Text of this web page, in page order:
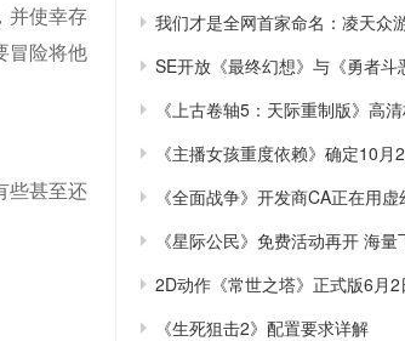
并使幸存
冒险将他
些甚至还
我们才是全网首家命名：凌天众
SE开放《最终幻想》与《勇者斗
贺卡下载
《上古卷轴5：天际重制版》高
貌大修
《主播女孩重度依赖》确定10月
Switch
《全面战争》开发商CA正在用
作
《星际公民》免费活动再开 海
体验
2D动作《常世之塔》正式版6月2
Steam/Switch
《生死狙击2》配置要求详解